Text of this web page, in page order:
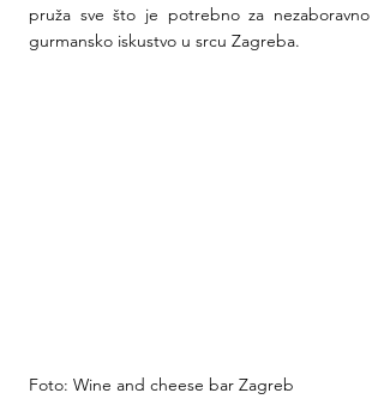
pruža sve što je potrebno za nezaboravno
gurmansko iskustvo u srcu Zagreba.
Foto: Wine and cheese bar Zagreb